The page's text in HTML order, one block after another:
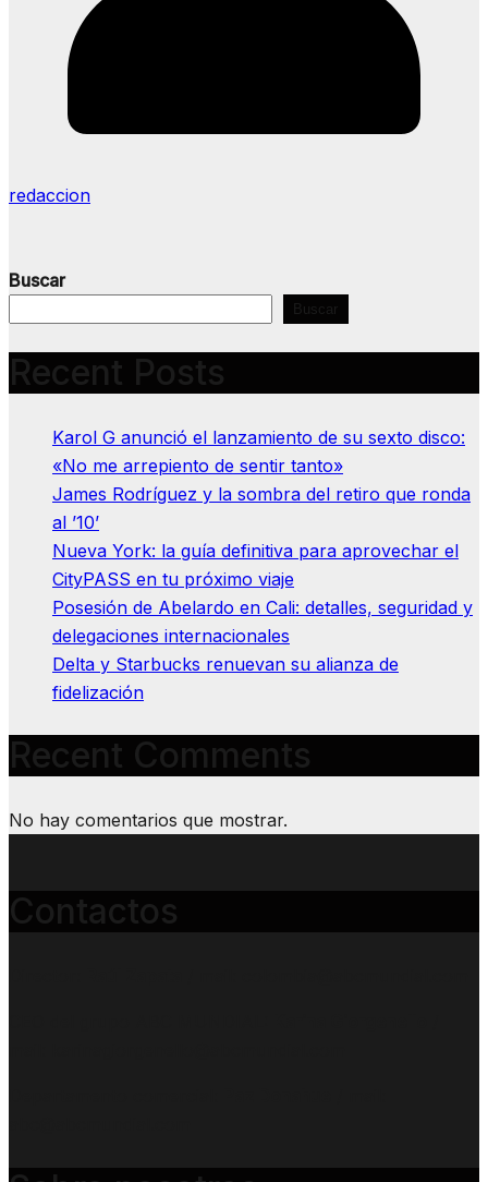
redaccion
Buscar
Buscar
Recent Posts
Karol G anunció el lanzamiento de su sexto disco:
«No me arrepiento de sentir tanto»
James Rodríguez y la sombra del retiro que ronda
al ’10’
Nueva York: la guía definitiva para aprovechar el
CityPASS en tu próximo viaje
Posesión de Abelardo en Cali: detalles, seguridad y
delegaciones internacionales
Delta y Starbucks renuevan su alianza de
fidelización
Recent Comments
No hay comentarios que mostrar.
Contactos